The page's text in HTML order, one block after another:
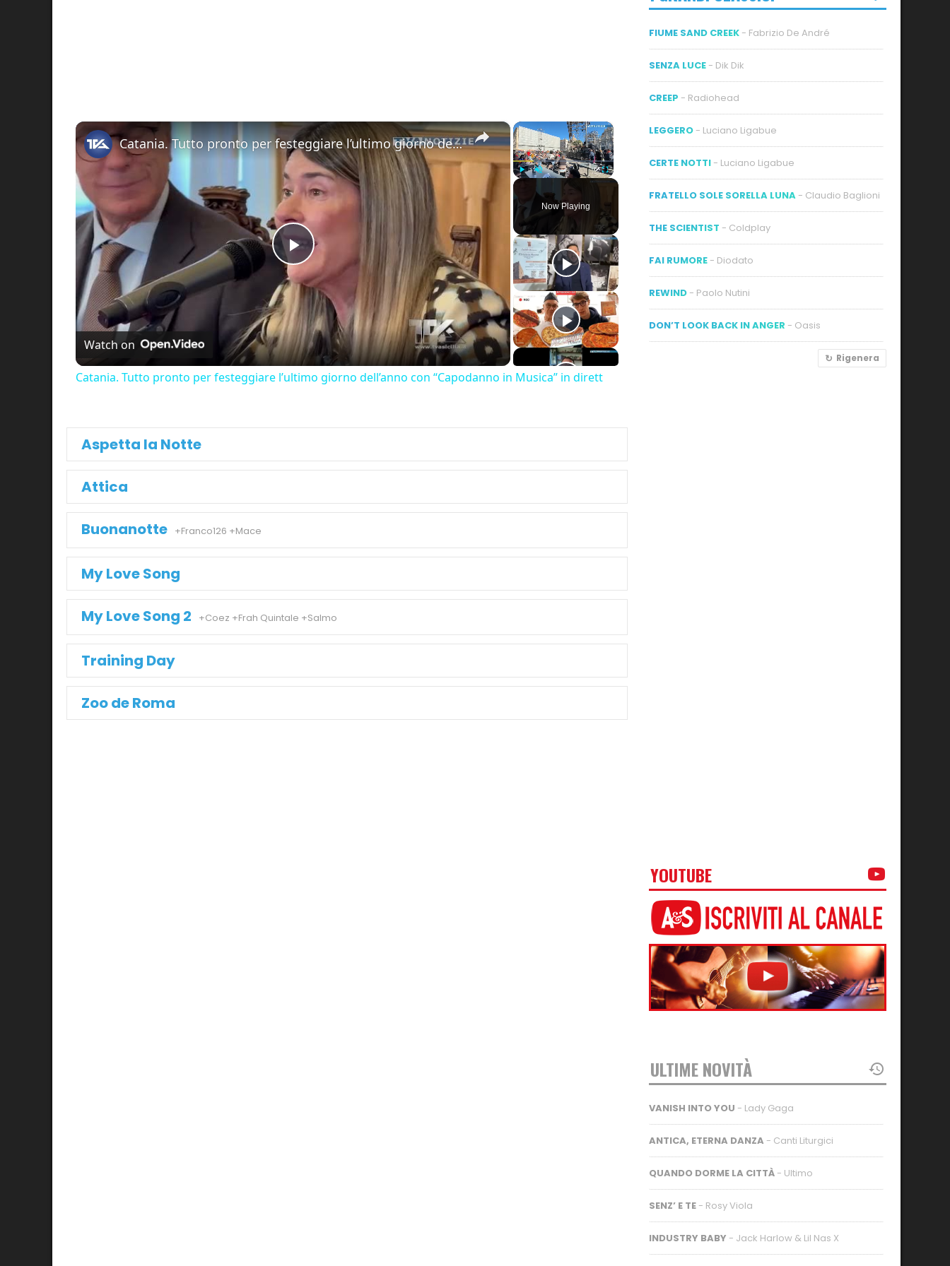
×
Fullscreen
Now Playing
×
Play
Video
Catania. Tutto pronto per festeggiare l’ultimo giorno dell’anno con “Capodanno in Musica” in dirett
Watch on
Catania. Tutto pronto per festeggiare l’ultimo giorno dell’anno con “Capodanno in Musica” in dirett
Aspetta la Notte
Attica
Buonanotte +Franco126 +Mace
My Love Song
My Love Song 2 +Coez +Frah Quintale +Salmo
Training Day
Zoo de Roma
FIUME SAND CREEK - Fabrizio De André
SENZA LUCE - Dik Dik
CREEP - Radiohead
LEGGERO - Luciano Ligabue
CERTE NOTTI - Luciano Ligabue
FRATELLO SOLE SORELLA LUNA - Claudio Baglioni
THE SCIENTIST - Coldplay
FAI RUMORE - Diodato
REWIND - Paolo Nutini
DON’T LOOK BACK IN ANGER - Oasis
Rigenera
YOUTUBE
ULTIME NOVITÀ
VANISH INTO YOU - Lady Gaga
ANTICA, ETERNA DANZA - Canti Liturgici
QUANDO DORME LA CITTÀ - Ultimo
SENZ’ E TE - Rosy Viola
INDUSTRY BABY - Jack Harlow & Lil Nas X